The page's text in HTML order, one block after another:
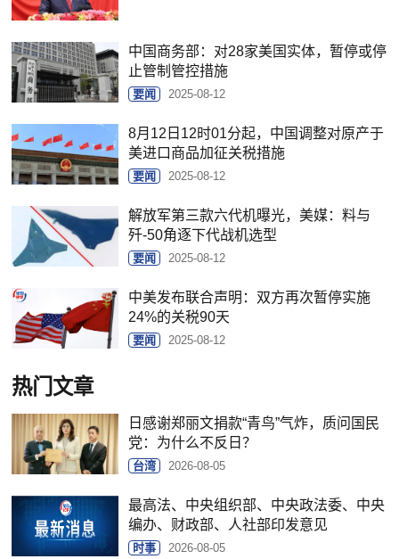
中国商务部：对28家美国实体，暂停或停
止管制管控措施
要闻 2025-08-12
8月12日12时01分起，中国调整对原产于
美进口商品加征关税措施
要闻 2025-08-12
解放军第三款六代机曝光，美媒：料与
歼-50角逐下代战机选型
要闻 2025-08-12
中美发布联合声明：双方再次暂停实施
24%的关税90天
要闻 2025-08-12
热门文章
日感谢郑丽文捐款“青鸟”气炸，质问国民
党：为什么不反日？
台湾 2026-08-05
最高法、中央组织部、中央政法委、中央
编办、财政部、人社部印发意见
时事 2026-08-05